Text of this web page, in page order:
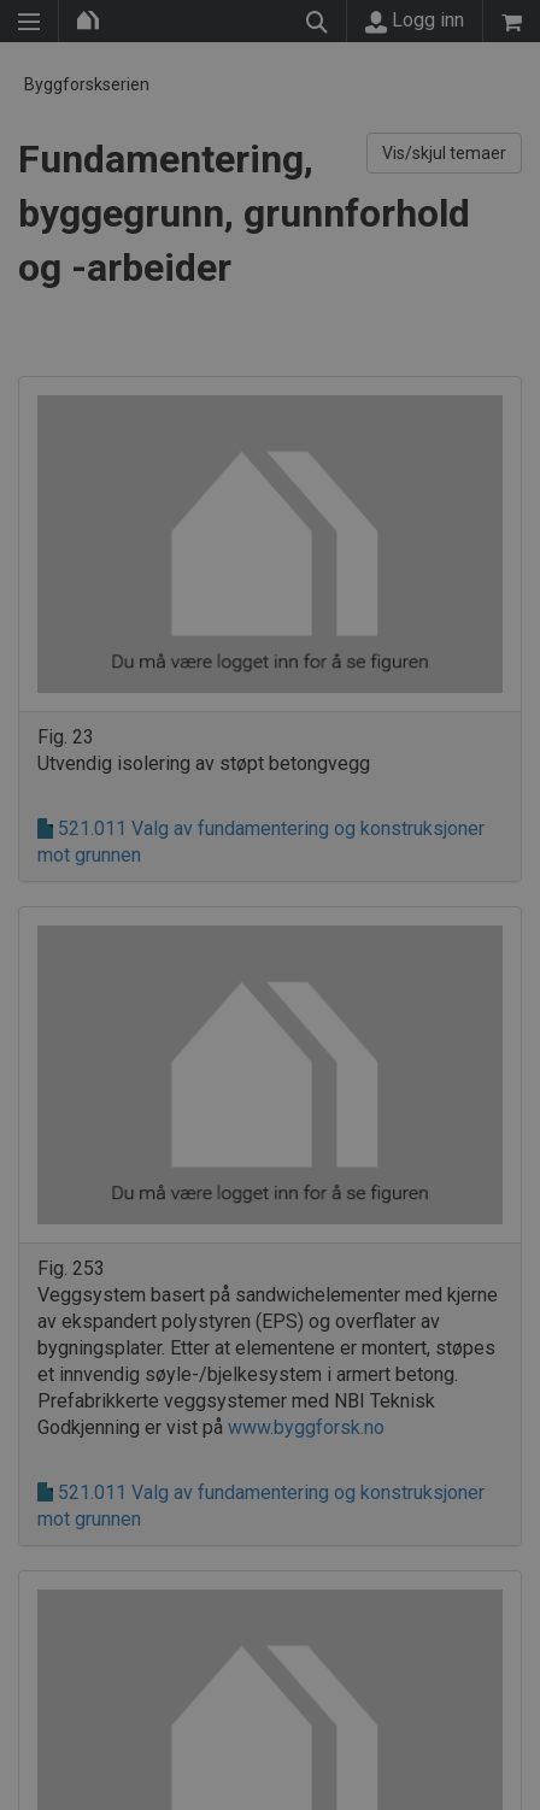
Logg inn
Byggforskserien
Vis/skjul temaer
Fundamentering,
byggegrunn, grunnforhold
og -arbeider
Fig. 23
Utvendig isolering av støpt betongvegg
521.011 Valg av fundamentering og konstruksjoner
mot grunnen
Fig. 253
Veggsystem basert på sandwichelementer med kjerne
av ekspandert polystyren (EPS) og overflater av
bygningsplater. Etter at elementene er montert, støpes
et innvendig søyle-/bjelkesystem i armert betong.
Prefabrikkerte veggsystemer med NBI Teknisk
Godkjenning er vist på www.byggforsk.no
521.011 Valg av fundamentering og konstruksjoner
mot grunnen